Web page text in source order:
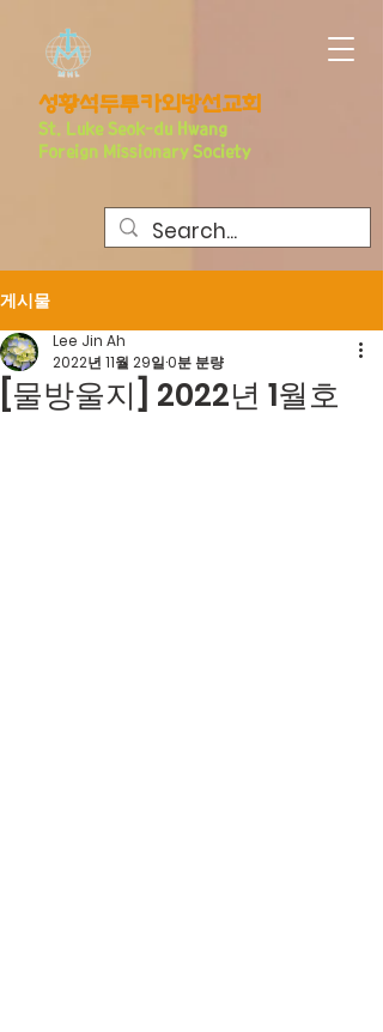
​성황석두루카외방선교회
St. Luke Seo k-du Hwang
Foreign Missionary Society
게시물
[물방울지] 2022년 1월호
Lee Jin Ah
2022년 11월 29일0분 분량